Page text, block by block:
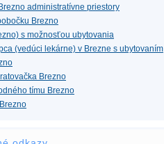
administratívne priestory
Brezno
s možnosťou ubytovania
(vedúci lekárne) v Brezne s ubytovaním
Brezno
tímu Brezno